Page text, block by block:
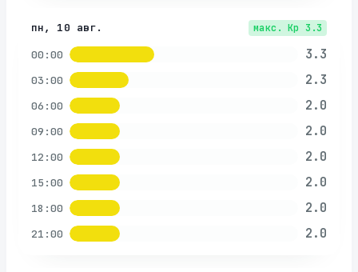
пн, 10 авг. макс. Kp 3.3
00:00 3.3
03:00 2.3
06:00 2.0
09:00 2.0
12:00 2.0
15:00 2.0
18:00 2.0
21:00 2.0